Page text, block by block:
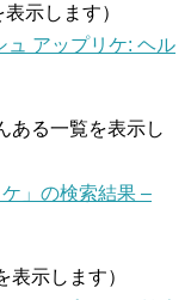
示します）
ュ アップリケ: ヘル
ある一覧を表示し
」の検索結果 –
示します）